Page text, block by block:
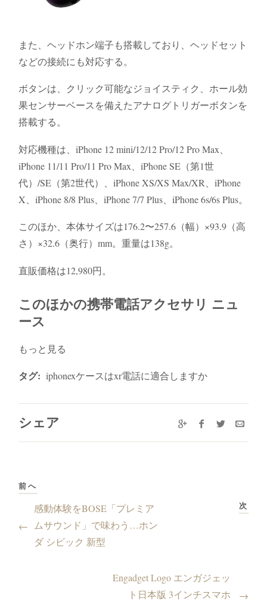
また、ヘッドホン端子も搭載しており、ヘッドセット
などの接続にも対応する。
ボタンは、クリック可能なジョイスティク、ホール効
果センサーベースを備えたアナログトリガーボタンを
搭載する。
対応機種は、iPhone 12 mini/12/12 Pro/12 Pro Max、
iPhone 11/11 Pro/11 Pro Max、iPhone SE（第1世
代）/SE（第2世代）、iPhone XS/XS Max/XR、iPhone
X、iPhone 8/8 Plus、iPhone 7/7 Plus、iPhone 6s/6s Plus。
このほか、本体サイズは176.2〜257.6（幅）×93.9（高
さ）×32.6（奥行）mm。重量は138g。
直販価格は12,980円。
このほかの携帯電話アクセサリ ニュ
ース
もっと見る
タグ: iphonexケースはxr電話に適合しますか
シェア
前へ
←
感動体験をBOSE「プレミア
ムサウンド」で味わう…ホン
ダ シビック 新型
次
Engadget Logo エンガジェッ
ト日本版 3インチスマホ
→